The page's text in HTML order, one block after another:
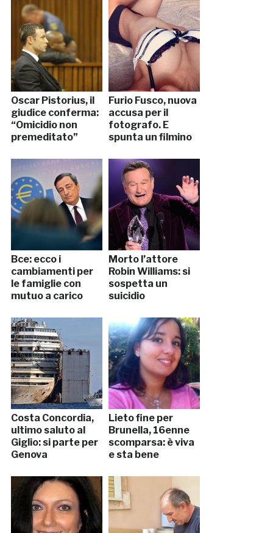
Oscar Pistorius, il
giudice conferma:
“Omicidio non
premeditato”
Furio Fusco, nuova
accusa per il
fotografo. E
spunta un filmino
Bce: ecco i
cambiamenti per
le famiglie con
mutuo a carico
Morto l’attore
Robin Williams: si
sospetta un
suicidio
Costa Concordia,
ultimo saluto al
Giglio: si parte per
Genova
Lieto fine per
Brunella, 16enne
scomparsa: è viva
e sta bene